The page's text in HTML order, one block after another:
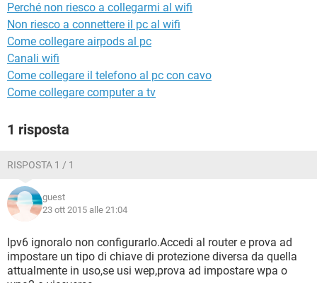
Perché non riesco a collegarmi al wifi
Non riesco a connettere il pc al wifi
Come collegare airpods al pc
Canali wifi
Come collegare il telefono al pc con cavo
Come collegare computer a tv
1 risposta
RISPOSTA 1 / 1
guest
23 ott 2015 alle 21:04
Ipv6 ignoralo non configurarlo.Accedi al router e prova ad
impostare un tipo di chiave di protezione diversa da quella
attualmente in uso,se usi wep,prova ad impostare wpa o